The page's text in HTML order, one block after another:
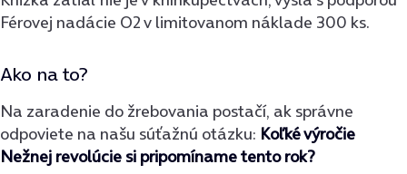
Férovej nadácie O2 v limitovanom náklade 300 ks.
Ako na to?
Na zaradenie do žrebovania postačí, ak správne
odpoviete na našu súťažnú otázku: Koľké výročie
Nežnej revolúcie si pripomíname tento rok?